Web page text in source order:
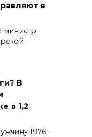
в
министр
В
в 1,2
1976